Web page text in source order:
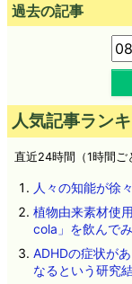
過去の記事
人気記事ラン
直近24時間（1時間ご
人々の知能が徐
植物由来素材使
cola」を飲んで
ADHDの症状が
なるという研究